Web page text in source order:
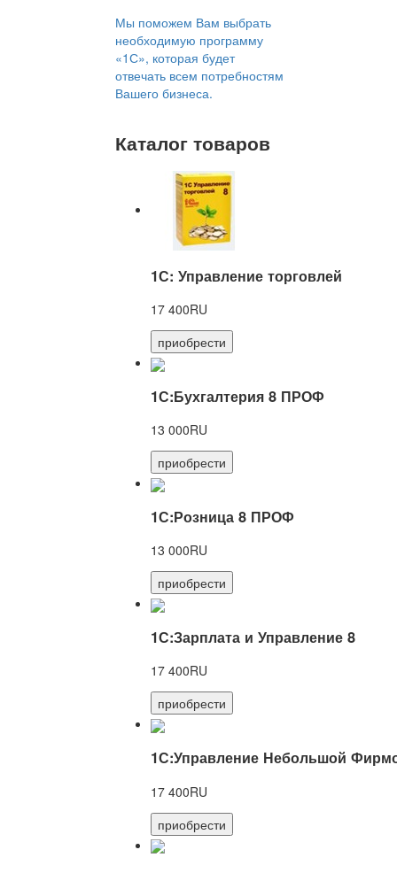
Мы поможем Вам выбрать
необходимую программу
«1С», которая будет
отвечать всем потребностям
Вашего бизнеса.
Каталог товаров
1С: Управление торговлей
17 400RU
приобрести
1С:Бухгалтерия 8 ПРОФ
13 000RU
приобрести
1С:Розница 8 ПРОФ
13 000RU
приобрести
1С:Зарплата и Управление 8
17 400RU
приобрести
1С:Управление Небольшой
17 400RU
приобрести